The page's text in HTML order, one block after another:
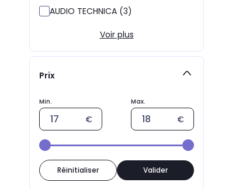
AUDIO TECHNICA (3)
Voir plus
Prix
Réinitialiser Valider